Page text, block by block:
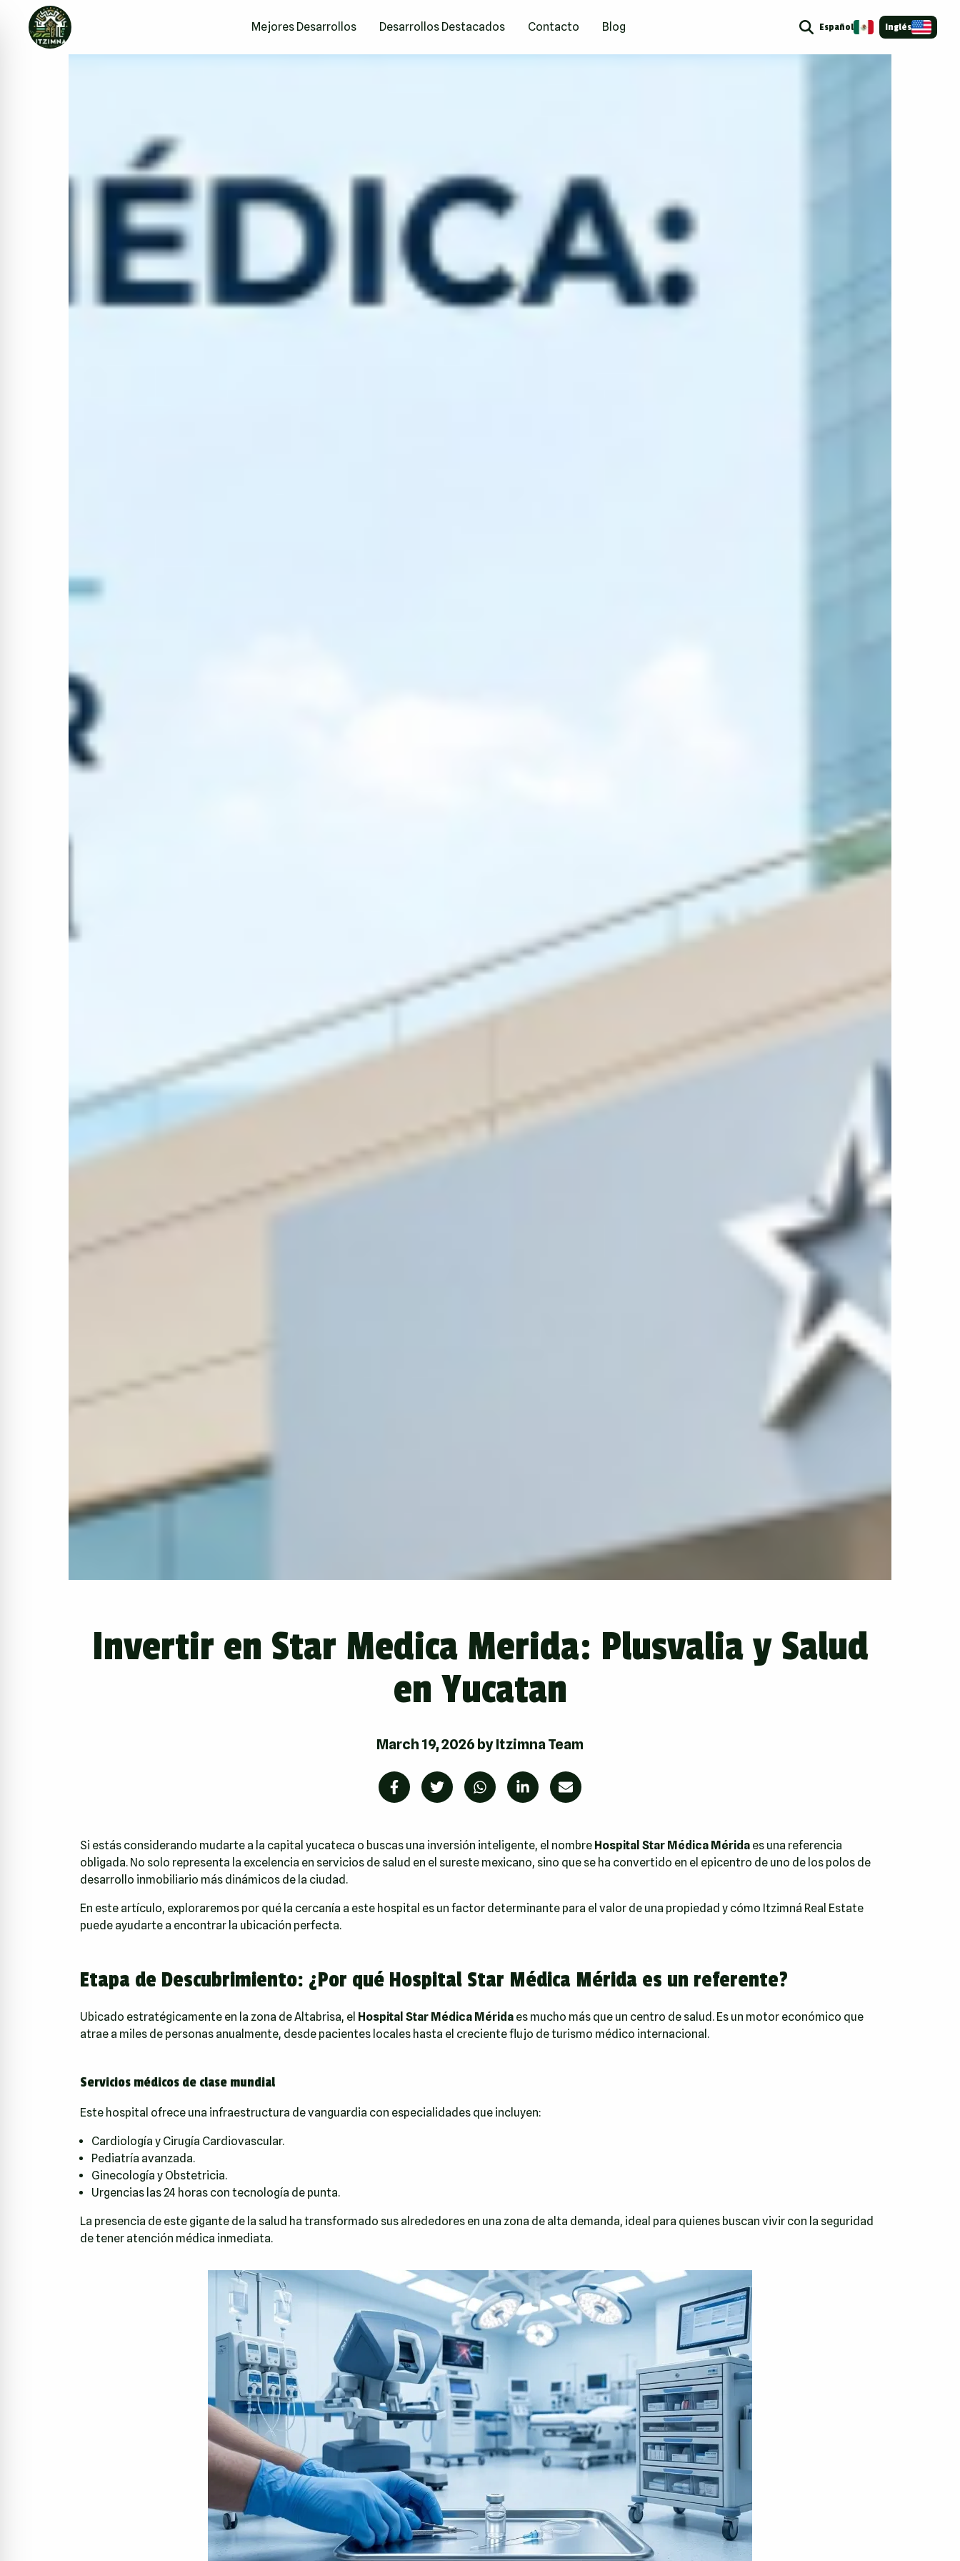
Mejores Desarrollos Desarrollos Destacados Contacto Blog Español Inglés
Invertir en Star Medica Merida: Plusvalia y Salud
en Yucatan
March 19, 2026 byItzimna Team
Si estás considerando mudarte a la capital yucateca o buscas una inversión inteligente, el nombre Hospital Star Médica Mérida es una referencia
obligada. No solo representa la excelencia en servicios de salud en el sureste mexicano, sino que se ha convertido en el epicentro de uno de los polos de
desarrollo inmobiliario más dinámicos de la ciudad.
En este artículo, exploraremos por qué la cercanía a este hospital es un factor determinante para el valor de una propiedad y cómo Itzimná Real Estate
puede ayudarte a encontrar la ubicación perfecta.
Etapa de Descubrimiento: ¿Por qué Hospital Star Médica Mérida es un referente?
Ubicado estratégicamente en la zona de Altabrisa, el Hospital Star Médica Mérida es mucho más que un centro de salud. Es un motor económico que
atrae a miles de personas anualmente, desde pacientes locales hasta el creciente flujo de turismo médico internacional.
Servicios médicos de clase mundial
Este hospital ofrece una infraestructura de vanguardia con especialidades que incluyen:
Cardiología y Cirugía Cardiovascular.
Pediatría avanzada.
Ginecología y Obstetricia.
Urgencias las 24 horas con tecnología de punta.
La presencia de este gigante de la salud ha transformado sus alrededores en una zona de alta demanda, ideal para quienes buscan vivir con la seguridad
de tener atención médica inmediata.